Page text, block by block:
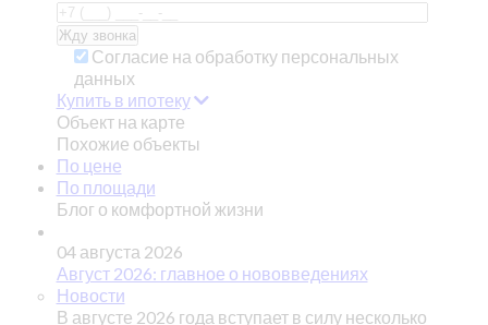
Согласие на обработку персональных
данных
Купить в ипотеку
Объект на карте
Похожие объекты
По цене
По площади
Блог о комфортной жизни
04 августа 2026
Август 2026: главное о нововведениях
Новости
В августе 2026 года вступает в силу несколько